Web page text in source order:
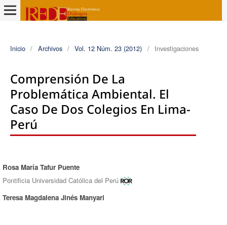
Inicio / Archivos / Vol. 12 Núm. 23 (2012) / Investigaciones
Comprensión De La
Problemática Ambiental. El
Caso De Dos Colegios En Lima-
Perú
Autores/as
Rosa Marí­a Tafur Puente
Pontificia Universidad Católica del Perú
Teresa Magdalena Jinés Manyari